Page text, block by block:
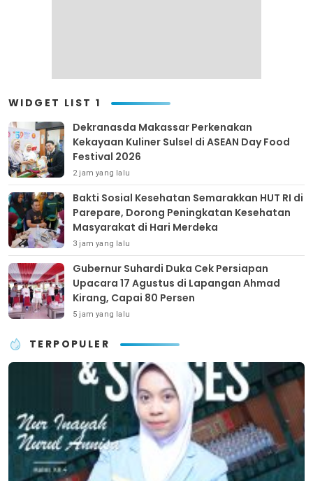
WIDGET LIST 1
Dekranasda Makassar Perkenakan
Kekayaan Kuliner Sulsel di ASEAN Day Food
Festival 2026
2 jam yang lalu
Bakti Sosial Kesehatan Semarakkan HUT RI di
Parepare, Dorong Peningkatan Kesehatan
Masyarakat di Hari Merdeka
3 jam yang lalu
Gubernur Suhardi Duka Cek Persiapan
Upacara 17 Agustus di Lapangan Ahmad
Kirang, Capai 80 Persen
5 jam yang lalu
TERPOPULER